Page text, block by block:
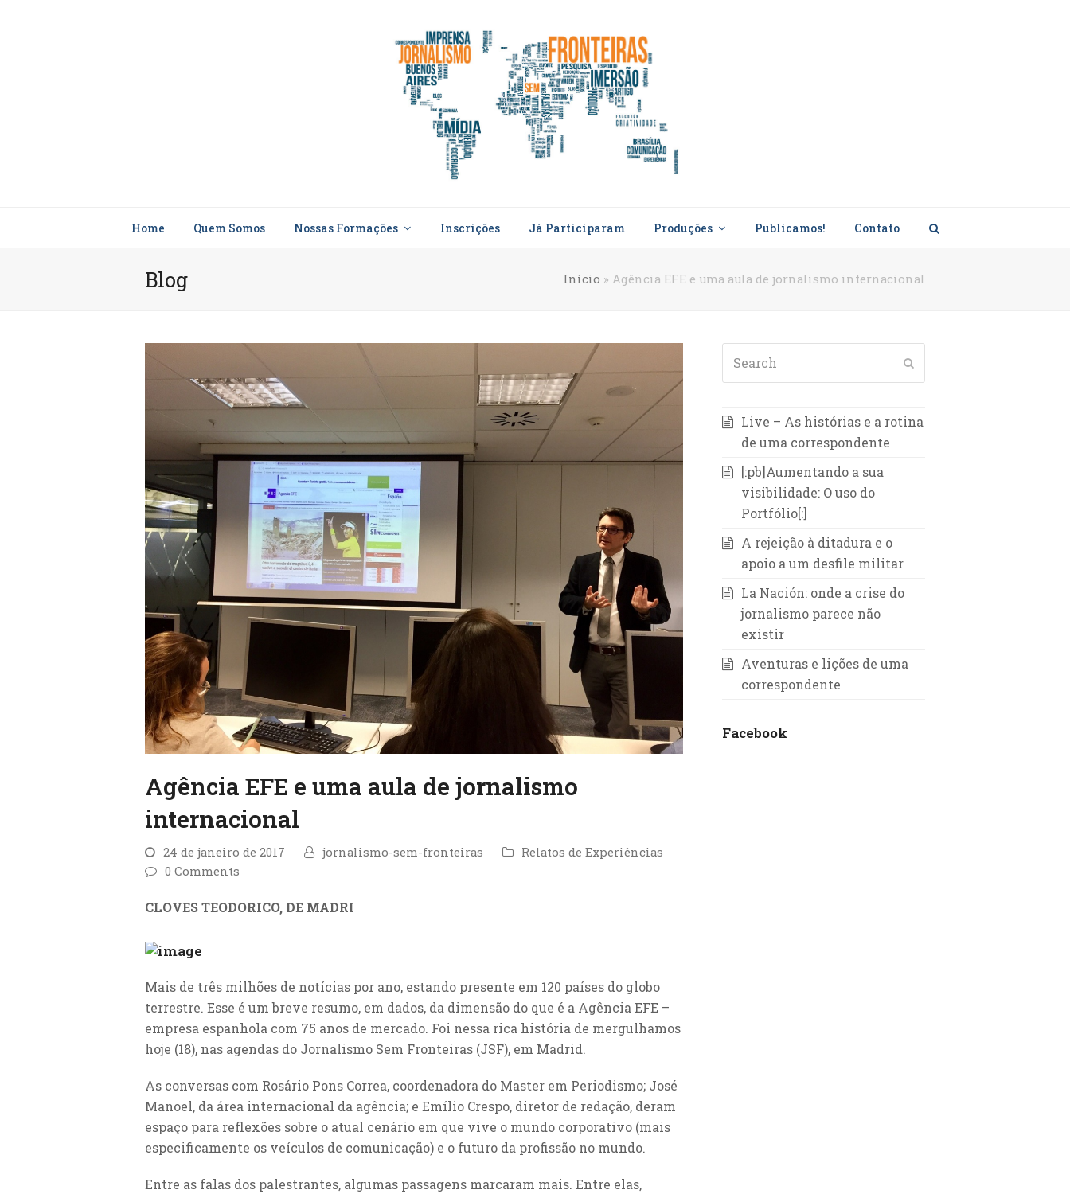
Home Quem Somos Nossas Formações Inscrições Já Participaram Produções Publicamos! Contato
Blog Início » Agência EFE e uma aula de jornalismo internacional
Agência EFE e uma aula de jornalismo
internacional
24 de janeiro de 2017 jornalismo-sem-fronteiras
Relatos de Experiências
0 Comments
CLOVES TEODORICO, DE MADRI
Mais de três milhões de notícias por ano, estando presente em 120 países do globo
terrestre. Esse é um breve resumo, em dados, da dimensão do que é a Agência EFE –
empresa espanhola com 75 anos de mercado. Foi nessa rica história de mergulhamos
hoje (18), nas agendas do Jornalismo Sem Fronteiras (JSF), em Madrid.
As conversas com Rosário Pons Correa, coordenadora do Master em Periodismo; José
Manoel, da área internacional da agência; e Emílio Crespo, diretor de redação, deram
espaço para reflexões sobre o atual cenário em que vive o mundo corporativo (mais
especificamente os veículos de comunicação) e o futuro da profissão no mundo.
Entre as falas dos palestrantes, algumas passagens marcaram mais. Entre elas,
Live – As histórias e a rotina
de uma correspondente
[:pb]Aumentando a sua
visibilidade: O uso do
Portfólio[:]
A rejeição à ditadura e o
apoio a um desfile militar
La Nación: onde a crise do
jornalismo parece não
existir
Aventuras e lições de uma
correspondente
Facebook